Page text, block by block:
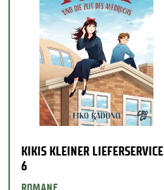
KIKIS KLEINER LIEFERSERVICE
6